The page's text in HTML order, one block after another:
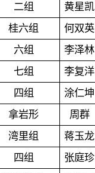
二组 黄星凯
桂六组 何双英
六组 李泽林
七组 李复洋
四组 涂仁坤
拿岩形 周群
湾里组 蒋玉龙
四组 张庭珍